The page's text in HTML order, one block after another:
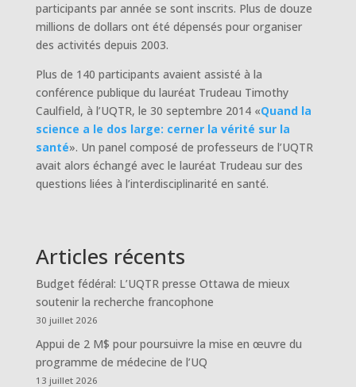
participants par année se sont inscrits. Plus de douze
millions de dollars ont été dépensés pour organiser
des activités depuis 2003.
Plus de 140 participants avaient assisté à la
conférence publique du lauréat Trudeau Timothy
Caulfield, à l’UQTR, le 30 septembre 2014 «Quand la
science a le dos large: cerner la vérité sur la
santé». Un panel composé de professeurs de l’UQTR
avait alors échangé avec le lauréat Trudeau sur des
questions liées à l’interdisciplinarité en santé.
Articles récents
Budget fédéral: L’UQTR presse Ottawa de mieux
soutenir la recherche francophone
30 juillet 2026
Appui de 2 M$ pour poursuivre la mise en œuvre du
programme de médecine de l’UQ
13 juillet 2026